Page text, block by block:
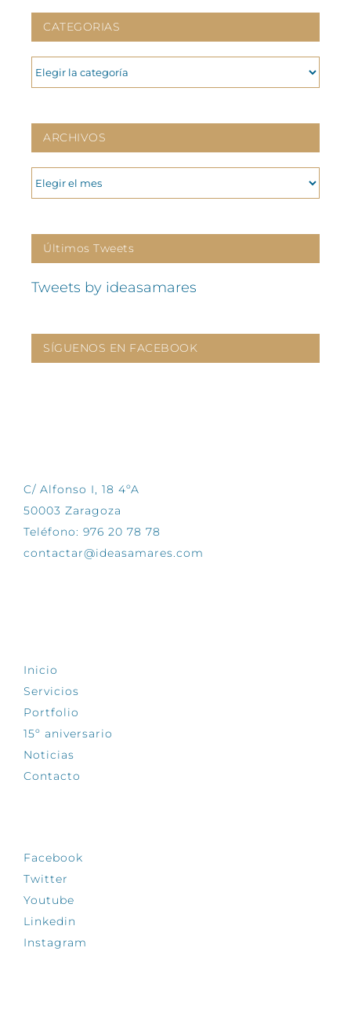
CATEGORIAS
CATEGORIAS
ARCHIVOS
ARCHIVOS
Últimos Tweets
Tweets by ideasamares
SÍGUENOS EN FACEBOOK
C/ Alfonso I, 18 4ºA
50003 Zaragoza
Teléfono: 976 20 78 78
contactar@ideasamares.com
Inicio
Servicios
Portfolio
15º aniversario
Noticias
Contacto
Facebook
Twitter
Youtube
Linkedin
Instagram